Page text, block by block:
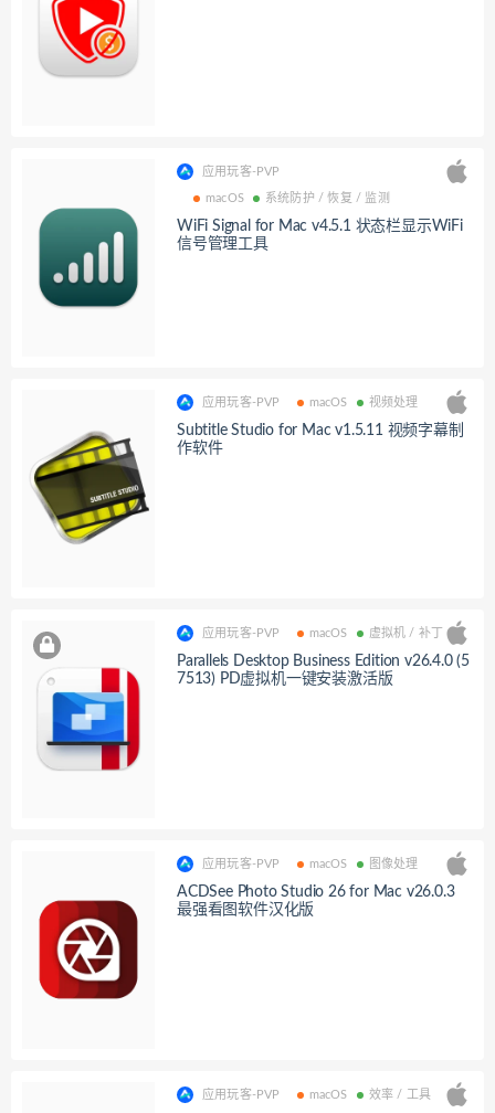
应用玩客-PVP
macOS 系统防护 / 恢复 / 监测
WiFi Signal for Mac v4.5.1 状态栏显示WiFi
信号管理工具
应用玩客-PVP macOS 视频处理
Subtitle Studio for Mac v1.5.11 视频字幕制
作软件
应用玩客-PVP macOS 虚拟机 / 补丁
Parallels Desktop Business Edition v26.4.0 (5
7513) PD虚拟机一键安装激活版
应用玩客-PVP macOS 图像处理
ACDSee Photo Studio 26 for Mac v26.0.3
最强看图软件汉化版
应用玩客-PVP macOS 效率 / 工具